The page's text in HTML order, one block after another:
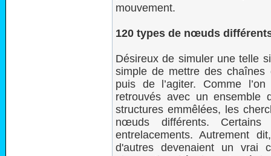
mouvement.
120 types de nœuds
Désireux de simuler une telle
simple de mettre des
puis de l’agiter. Comme
retrouvés avec un ensemble
structures emmêlées, les
nœuds différents.
entrelacements. Autrement
d'autres devenaient un vrai